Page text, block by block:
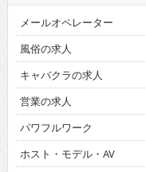
メールオペレーター
風俗の求人
キャバクラの求人
営業の求人
パワフルワーク
ホスト・モデル・AV